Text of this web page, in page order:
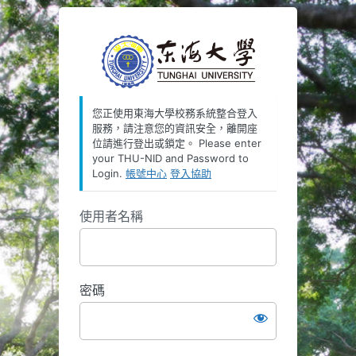
https://
您正使用東海大學校務系統整合登入
服務，請注意您的資訊安全，離開座
位請進行登出或鎖定。 Please enter
your THU-NID and Password to
Login. 帳號中心 登入協助
使用者名稱
密碼